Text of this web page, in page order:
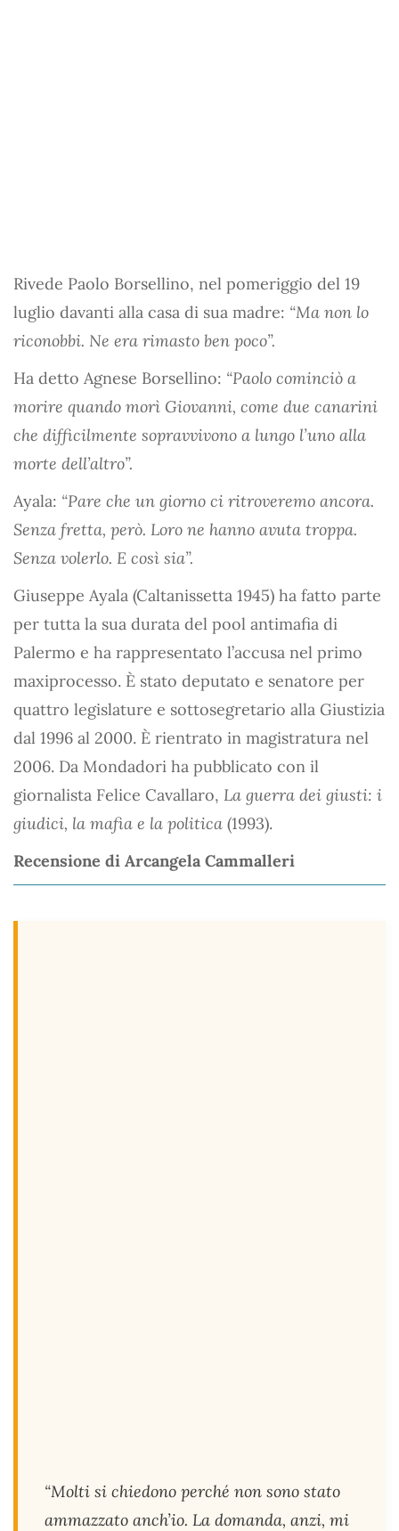
Rivede Paolo Borsellino, nel pomeriggio del 19
luglio davanti alla casa di sua madre: “Ma non lo
riconobbi. Ne era rimasto ben poco”.
Ha detto Agnese Borsellino: “Paolo cominciò a
morire quando morì Giovanni, come due canarini
che difficilmente sopravvivono a lungo l’uno alla
morte dell’altro”.
Ayala: “Pare che un giorno ci ritroveremo ancora.
Senza fretta, però. Loro ne hanno avuta troppa.
Senza volerlo. E così sia”.
Giuseppe Ayala (Caltanissetta 1945) ha fatto parte
per tutta la sua durata del pool antimafia di
Palermo e ha rappresentato l’accusa nel primo
maxiprocesso. È stato deputato e senatore per
quattro legislature e sottosegretario alla Giustizia
dal 1996 al 2000. È rientrato in magistratura nel
2006. Da Mondadori ha pubblicato con il
giornalista Felice Cavallaro, La guerra dei giusti: i
giudici, la mafia e la politica (1993).
Recensione di Arcangela Cammalleri
“Molti si chiedono perché non sono stato
ammazzato anch’io. La domanda, anzi, mi